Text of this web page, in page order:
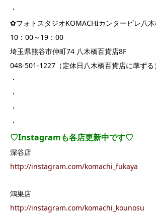
・
✿フォトスタジオKOMACHIカンタービレ八
10：00～19：00
埼玉県熊谷市仲町74 八木橋百貨店8F
048-501-1227（定休日八木橋百貨店に準ずる）
・
・
・
・
♡Instagramも各店更新中です♡
深谷店
http://instagram.com/komachi_fukaya
鴻巣店
http://instagram.com/komachi_kounosu